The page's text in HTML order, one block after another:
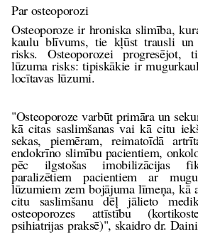
Par osteoporozi
Osteoporoze ir hroniska slimība,
kaulu blīvums, tie kļūst trausli un
risks. Osteoporozei progresējot,
lūzuma risks: tipiskākie ir
locītavas lūzumi.
"Osteoporoze varbūt primāra un
kā citas saslimšanas vai kā citu
sekas, piemēram, reimatoīdā
endokrīno slimību pacientiem,
pēc ilgstošas imobilizācijas
paralizētiem pacientiem ar
lūzumiem zem bojājuma līmeņa, kā
citu saslimšanu dēļ jālieto
osteoporozes attīstību
psihiatrijas praksē)", skaidro dr.